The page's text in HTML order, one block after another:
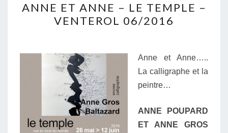
ET
ANNE
LE
TEMPLE
–
VENTEROL
06/2016
ANNE ET ANNE – LE TEMPLE –
VENTEROL 06/2016
Anne et Anne…..
La calligraphe et la
peintre…
ANNE POUPARD
ET ANNE GROS